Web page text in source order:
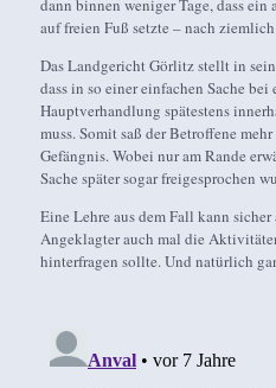
dann binnen weniger Tage, dass
auf freien Fuß setzte – nach
Das Landgericht Görlitz stellt in
dass in so einer einfachen Sache
Hauptverhandlung spätestens
muss. Somit saß der Betroffene
Gefängnis. Wobei nur am Rande
Sache später sogar freigesprochen
Eine Lehre aus dem Fall kann sicher
Angeklagter auch mal die
hinterfragen sollte. Und natürlich